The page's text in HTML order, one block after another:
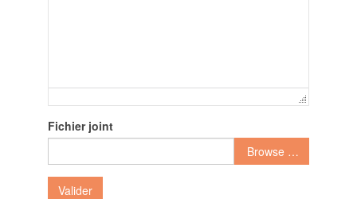
Fichier joint
Browse …
Valider